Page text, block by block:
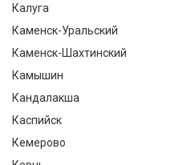
Калуга
Каменск-Уральский
Каменск-Шахтинский
Камышин
Кандалакша
Каспийск
Кемерово